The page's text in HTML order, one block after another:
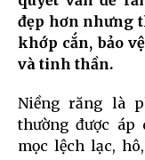
đẹp hơn nhưng
khớp cắn, bảo
và tinh thần.
Niềng răng là
thường được áp
mọc lệch lạc,